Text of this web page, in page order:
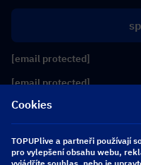
[email protected]
[email protected]
Sledujte nás
Cookies
TOPUPlive a partneři používají
pro vylepšení obsahu webu,